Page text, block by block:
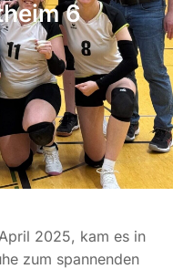
6
2025, kam es in
zum spannenden